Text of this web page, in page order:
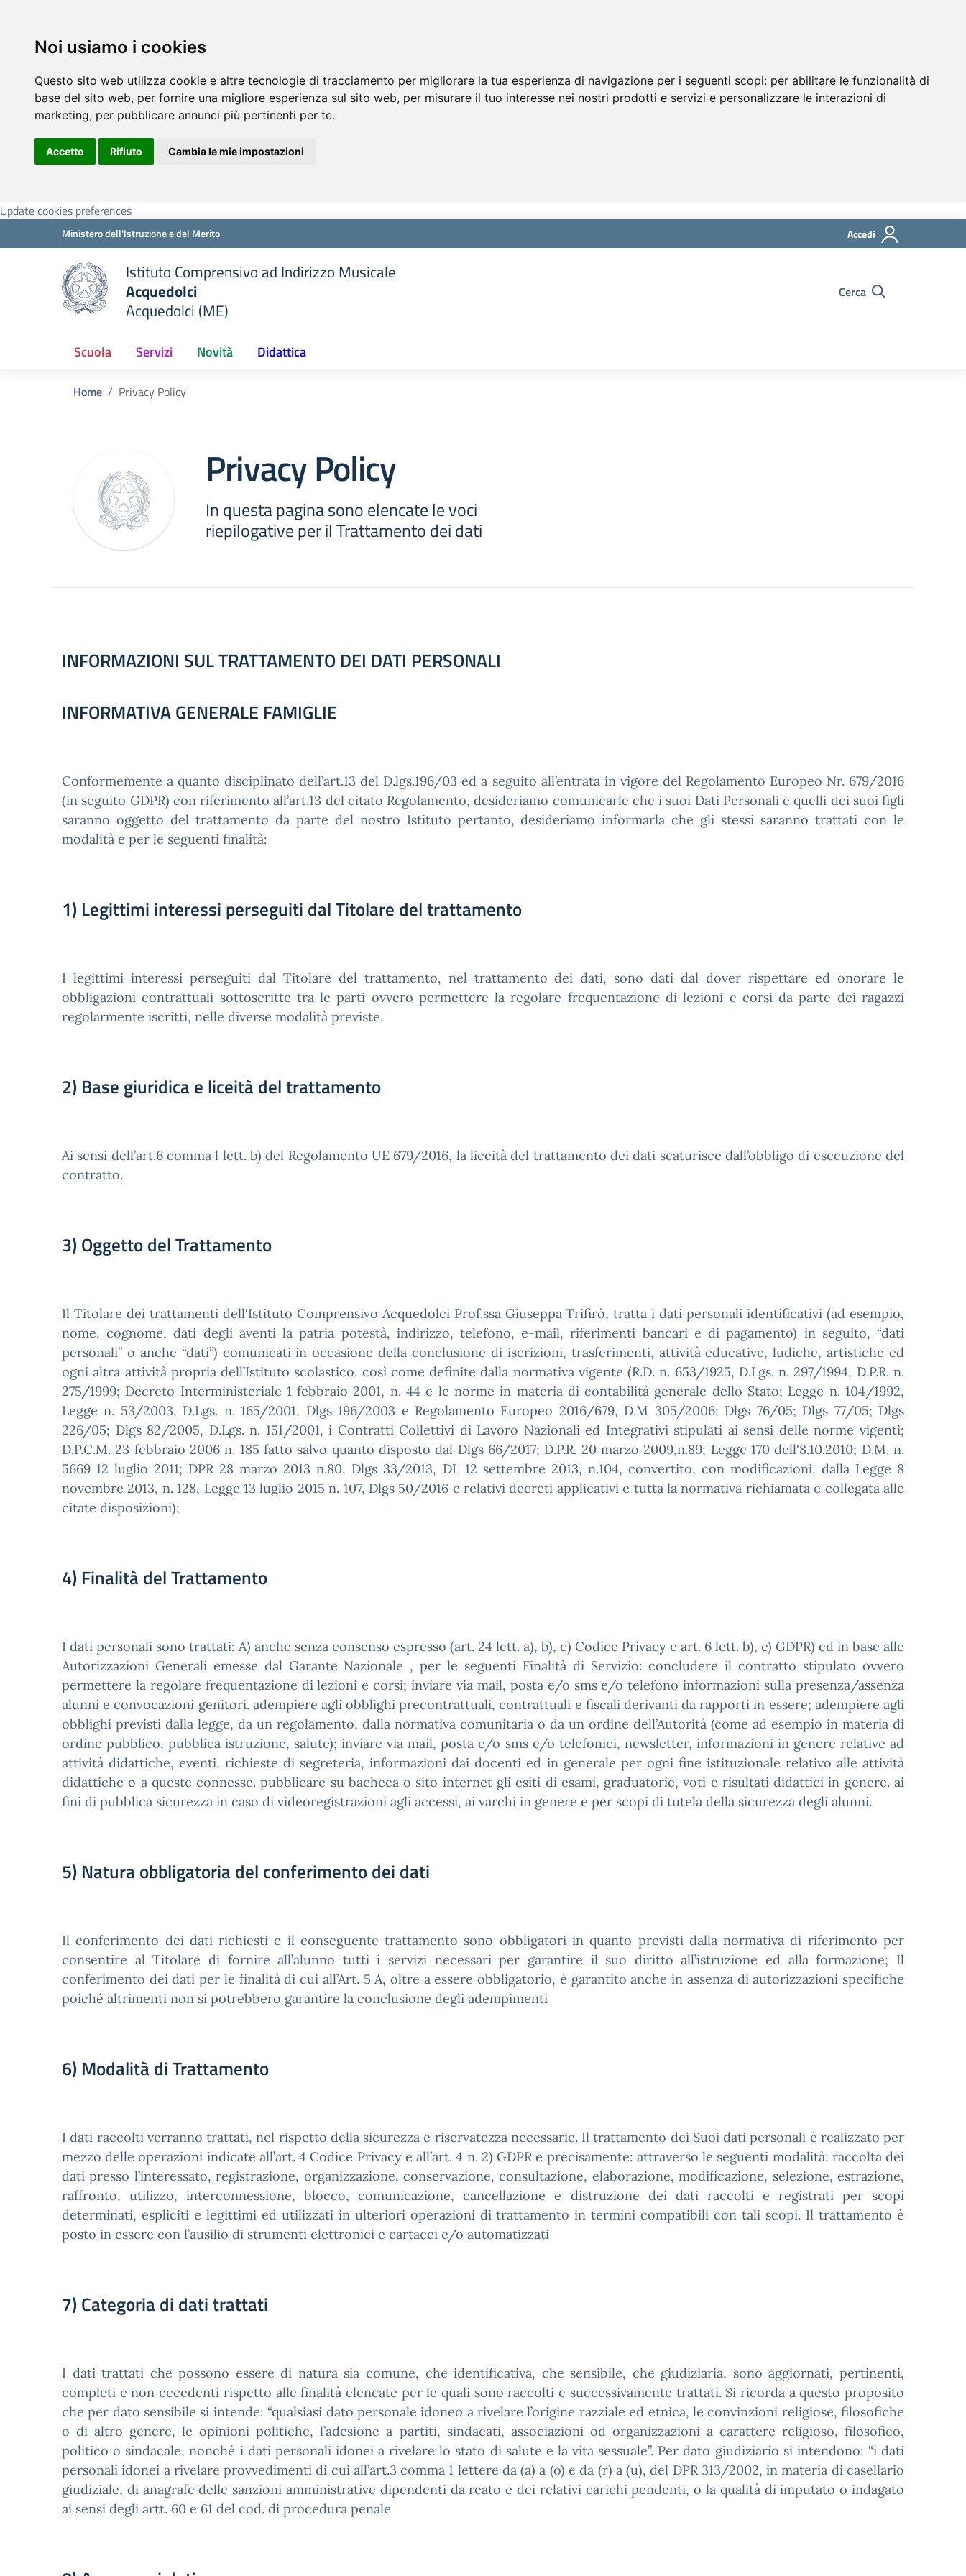
Noi usiamo i cookies
Questo sito web utilizza cookie e altre tecnologie di tracciamento per migliorare la tua esperienza di navigazione per i seguenti scopi: per abilitare le funzionalità di
base del sito web, per fornire una migliore esperienza sul sito web, per misurare il tuo interesse nei nostri prodotti e servizi e personalizzare le interazioni di
marketing, per pubblicare annunci più pertinenti per te.
Accetto Rifiuto Cambia le mie impostazioni
Update cookies preferences
Ministero dell'Istruzione e del Merito Accedi
Istituto Comprensivo ad Indirizzo Musicale
Acquedolci
Acquedolci (ME)
Cerca
Scuola Servizi Novità Didattica
Home Privacy Policy
Privacy Policy
In questa pagina sono elencate le voci
riepilogative per il Trattamento dei dati
INFORMAZIONI SUL TRATTAMENTO DEI DATI PERSONALI
INFORMATIVA GENERALE FAMIGLIE
Conformemente a quanto disciplinato dell’art.13 del D.lgs.196/03 ed a seguito all’entrata in vigore del Regolamento Europeo Nr. 679/2016
(in seguito GDPR) con riferimento all’art.13 del citato Regolamento, desideriamo comunicarle che i suoi Dati Personali e quelli dei suoi figli
saranno oggetto del trattamento da parte del nostro Istituto pertanto, desideriamo informarla che gli stessi saranno trattati con le
modalità e per le seguenti finalità:
1) Legittimi interessi perseguiti dal Titolare del trattamento
I legittimi interessi perseguiti dal Titolare del trattamento, nel trattamento dei dati, sono dati dal dover rispettare ed onorare le
obbligazioni contrattuali sottoscritte tra le parti ovvero permettere la regolare frequentazione di lezioni e corsi da parte dei ragazzi
regolarmente iscritti, nelle diverse modalità previste.
2) Base giuridica e liceità del trattamento
Ai sensi dell’art.6 comma l lett. b) del Regolamento UE 679/2016, la liceità del trattamento dei dati scaturisce dall’obbligo di esecuzione del
contratto.
3) Oggetto del Trattamento
Il Titolare dei trattamenti dell'Istituto Comprensivo Acquedolci Prof.ssa Giuseppa Trifirò, tratta i dati personali identificativi (ad esempio,
nome, cognome, dati degli aventi la patria potestà, indirizzo, telefono, e-mail, riferimenti bancari e di pagamento) in seguito, “dati
personali” o anche “dati”) comunicati in occasione della conclusione di iscrizioni, trasferimenti, attività educative, ludiche, artistiche ed
ogni altra attività propria dell’Istituto scolastico. così come definite dalla normativa vigente (R.D. n. 653/1925, D.Lgs. n. 297/1994, D.P.R. n.
275/1999; Decreto Interministeriale 1 febbraio 2001, n. 44 e le norme in materia di contabilità generale dello Stato; Legge n. 104/1992,
Legge n. 53/2003, D.Lgs. n. 165/2001, Dlgs 196/2003 e Regolamento Europeo 2016/679, D.M 305/2006; Dlgs 76/05; Dlgs 77/05; Dlgs
226/05; Dlgs 82/2005, D.Lgs. n. 151/2001, i Contratti Collettivi di Lavoro Nazionali ed Integrativi stipulati ai sensi delle norme vigenti;
D.P.C.M. 23 febbraio 2006 n. 185 fatto salvo quanto disposto dal Dlgs 66/2017; D.P.R. 20 marzo 2009,n.89; Legge 170 dell'8.10.2010; D.M. n.
5669 12 luglio 2011; DPR 28 marzo 2013 n.80, Dlgs 33/2013, DL 12 settembre 2013, n.104, convertito, con modificazioni, dalla Legge 8
novembre 2013, n. 128, Legge 13 luglio 2015 n. 107, Dlgs 50/2016 e relativi decreti applicativi e tutta la normativa richiamata e collegata alle
citate disposizioni);
4) Finalità del Trattamento
I dati personali sono trattati: A) anche senza consenso espresso (art. 24 lett. a), b), c) Codice Privacy e art. 6 lett. b), e) GDPR) ed in base alle
Autorizzazioni Generali emesse dal Garante Nazionale , per le seguenti Finalità di Servizio: concludere il contratto stipulato ovvero
permettere la regolare frequentazione di lezioni e corsi; inviare via mail, posta e/o sms e/o telefono informazioni sulla presenza/assenza
alunni e convocazioni genitori. adempiere agli obblighi precontrattuali, contrattuali e fiscali derivanti da rapporti in essere; adempiere agli
obblighi previsti dalla legge, da un regolamento, dalla normativa comunitaria o da un ordine dell’Autorità (come ad esempio in materia di
ordine pubblico, pubblica istruzione, salute); inviare via mail, posta e/o sms e/o telefonici, newsletter, informazioni in genere relative ad
attività didattiche, eventi, richieste di segreteria, informazioni dai docenti ed in generale per ogni fine istituzionale relativo alle attività
didattiche o a queste connesse. pubblicare su bacheca o sito internet gli esiti di esami, graduatorie, voti e risultati didattici in genere. ai
fini di pubblica sicurezza in caso di videoregistrazioni agli accessi, ai varchi in genere e per scopi di tutela della sicurezza degli alunni.
5) Natura obbligatoria del conferimento dei dati
Il conferimento dei dati richiesti e il conseguente trattamento sono obbligatori in quanto previsti dalla normativa di riferimento per
consentire al Titolare di fornire all’alunno tutti i servizi necessari per garantire il suo diritto all’istruzione ed alla formazione; Il
conferimento dei dati per le finalità di cui all’Art. 5 A, oltre a essere obbligatorio, è garantito anche in assenza di autorizzazioni specifiche
poiché altrimenti non si potrebbero garantire la conclusione degli adempimenti
6) Modalità di Trattamento
I dati raccolti verranno trattati, nel rispetto della sicurezza e riservatezza necessarie. Il trattamento dei Suoi dati personali è realizzato per
mezzo delle operazioni indicate all’art. 4 Codice Privacy e all’art. 4 n. 2) GDPR e precisamente: attraverso le seguenti modalità: raccolta dei
dati presso l’interessato, registrazione, organizzazione, conservazione, consultazione, elaborazione, modificazione, selezione, estrazione,
raffronto, utilizzo, interconnessione, blocco, comunicazione, cancellazione e distruzione dei dati raccolti e registrati per scopi
determinati, espliciti e legittimi ed utilizzati in ulteriori operazioni di trattamento in termini compatibili con tali scopi. Il trattamento è
posto in essere con l’ausilio di strumenti elettronici e cartacei e/o automatizzati
7) Categoria di dati trattati
I dati trattati che possono essere di natura sia comune, che identificativa, che sensibile, che giudiziaria, sono aggiornati, pertinenti,
completi e non eccedenti rispetto alle finalità elencate per le quali sono raccolti e successivamente trattati. Si ricorda a questo proposito
che per dato sensibile si intende: “qualsiasi dato personale idoneo a rivelare l’origine razziale ed etnica, le convinzioni religiose, filosofiche
o di altro genere, le opinioni politiche, l’adesione a partiti, sindacati, associazioni od organizzazioni a carattere religioso, filosofico,
politico o sindacale, nonché i dati personali idonei a rivelare lo stato di salute e la vita sessuale”. Per dato giudiziario si intendono: “i dati
personali idonei a rivelare provvedimenti di cui all’art.3 comma 1 lettere da (a) a (o) e da (r) a (u), del DPR 313/2002, in materia di casellario
giudiziale, di anagrafe delle sanzioni amministrative dipendenti da reato e dei relativi carichi pendenti, o la qualità di imputato o indagato
ai sensi degli artt. 60 e 61 del cod. di procedura penale